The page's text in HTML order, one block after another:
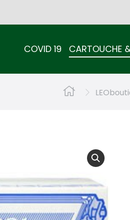
COVID 19 CARTOUCHE
Vous êtes ici :